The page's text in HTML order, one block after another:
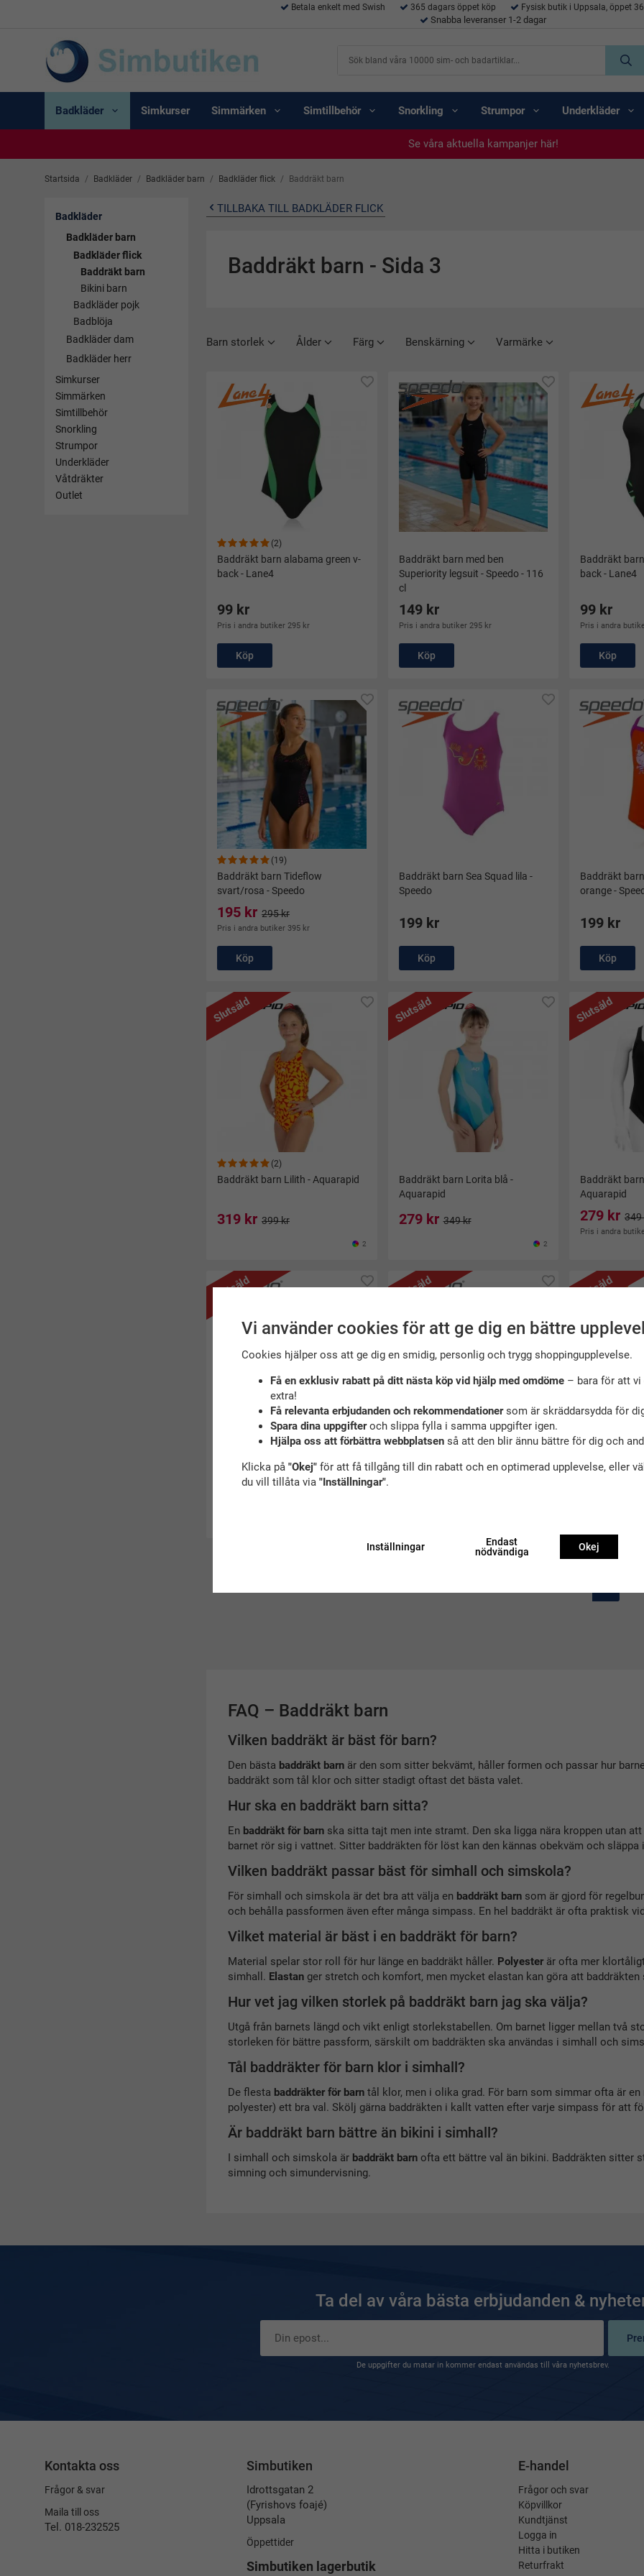
Betala enkelt med Swish 365 dagars öppet köp Fysisk butik i Uppsala, öppet
Snabba leveranser 1-2 dagar
Badkläder Simkurser Simmärken Simtillbehör Snorkling Strumpor Underkläder
Se våra aktuella kampanjer här!
Se våra aktuella kampanjer här!
Se våra aktuella kampanjer här!
Se våra aktuella kampanjer här!
Startsida / Badkläder / Badkläder barn / Badkläder flick / Baddräkt barn
Badkläder
Badkläder barn
Badkläder flick
Baddräkt barn
Bikini barn
Badkläder pojk
Badblöja
Badkläder dam
Badkläder herr
Simkurser
Simmärken
Simtillbehör
Snorkling
Strumpor
Underkläder
Våtdräkter
Outlet
TILLBAKA TILL BADKLÄDER FLICK
Baddräkt barn - Sida 3
Barn storlek Ålder Färg Benskärning Varmärke
(2)
Baddräkt barn alabama green v-
back - Lane4
99 kr
Pris i andra butiker 295 kr
Köp
Baddräkt barn med ben
Superiority legsuit - Speedo - 116
cl
149 kr
Pris i andra butiker 295 kr
Köp
Baddräkt
back - Lane4
99 kr
Pris i andra
Köp
(19)
Baddräkt barn Tideflow
svart/rosa - Speedo
195 kr 295 kr
Pris i andra butiker 395 kr
Köp
Baddräkt barn Sea Squad lila -
Speedo
199 kr
Köp
Baddräkt
orange -
199 kr
Köp
(2)
Baddräkt barn Lilith - Aquarapid
Slutsåld
319 kr 399 kr
2
Baddräkt barn Lorita blå -
Aquarapid
Slutsåld
279 kr 349 kr
2
Baddräkt
Aquarapid
Slutsåld
279 kr 349
Pris i andra
Speedo
Slutsåld
black/pink från speedo
Slutsåld
röd/svart
Slutsåld
FAQ – Baddräkt barn
Vilken baddräkt är bäst för barn?
Den bästa baddräkt barn är den som sitter bekvämt, håller formen och passar hur
baddräkt som tål klor och sitter stadigt oftast det bästa valet.
Hur ska en baddräkt barn sitta?
En baddräkt för barn ska sitta tajt men inte stramt. Den ska ligga nära kroppen utan
barnet rör sig i vattnet. Sitter baddräkten för löst kan den kännas obekväm och släppa
Vilken baddräkt passar bäst för simhall och simskola?
För simhall och simskola är det bra att välja en baddräkt barn som är gjord för
och behålla passformen även efter många simpass. En hel baddräkt är ofta praktisk
Vilket material är bäst i en baddräkt för barn?
Material spelar stor roll för hur länge en baddräkt håller. Polyester är ofta mer
simhall. Elastan ger stretch och komfort, men mycket elastan kan göra att
Hur vet jag vilken storlek på baddräkt barn jag ska välja?
Utgå från barnets längd och vikt enligt storlekstabellen. Om barnet ligger mellan två
storleken för bättre passform, särskilt om baddräkten ska användas i simhall och
Tål baddräkter för barn klor i simhall?
De flesta baddräkter för barn tål klor, men i olika grad. För barn som simmar ofta är
polyester) ett bra val. Skölj gärna baddräkten i kallt vatten efter varje simpass för att
Är baddräkt barn bättre än bikini i simhall?
I simhall och simskola är baddräkt barn ofta ett bättre val än bikini. Baddräkten sitter
simning och simundervisning.
Ta del av våra bästa erbjudanden &
De uppgifter du matar in kommer endast användas till våra nyhetsbrev.
Kontakta oss
Frågor & svar
Maila till oss
Tel. 018-232525
Simbutiken
Idrottsgatan 2
(Fyrishovs foajé)
Uppsala
Öppettider
Simbutiken lagerbutik
E-handel
Frågor och svar
Köpvillkor
Kundtjänst
Logga in
Hitta i butiken
Returfrakt
Vi använder cookies för att ge dig en bättre
Cookies hjälper oss att ge dig en smidig, personlig och trygg shoppingupplevelse.
Få en exklusiv rabatt på ditt nästa köp vid hjälp med omdöme– bara för att vi
extra!
Få relevanta erbjudanden och rekommendationersom är skräddarsydda för
Spara dina uppgifteroch slippa fylla i samma uppgifter igen.
Hjälpa oss att förbättra webbplatsenså att den blir ännu bättre för dig och
Klicka på "Okej"för att få tillgång till din rabatt och en optimerad upplevelse, eller
du vill tillåta via "Inställningar".
Inställningar
Endast
nödvändiga
Okej